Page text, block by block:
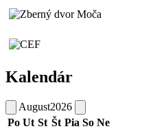
Kalendár
August2026
Po Ut St Št Pia So Ne